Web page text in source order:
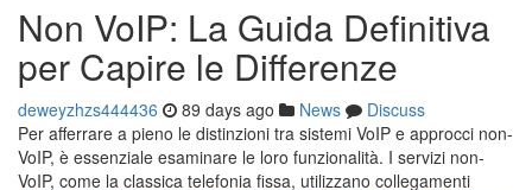
Non VoIP: La Guida Definitiva
per Capire le Differenze
deweyzhzs444436 89 days ago News
Discuss
Per afferrare a pieno le distinzioni tra sistemi VoIP e approcci non-
VoIP, è essenziale esaminare le loro funzionalità. I servizi non-
VoIP, come la classica telefonia fissa, utilizzano collegamenti